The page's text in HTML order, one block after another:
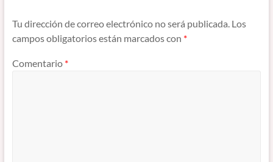
Tu dirección de correo electrónico no será publicada. Los
campos obligatorios están marcados con *
Comentario *